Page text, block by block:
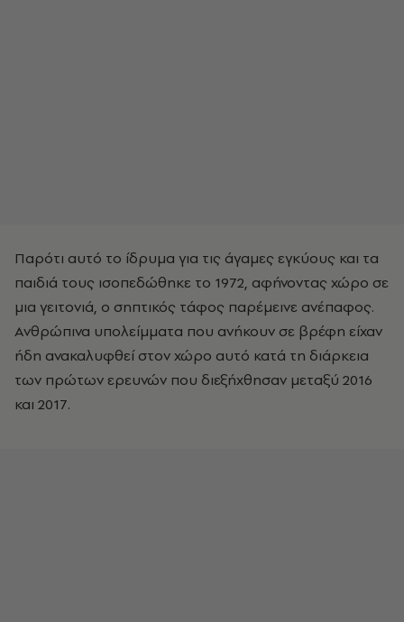
Παρότι αυτό το ίδρυμα για τις άγαμες εγκύους και τα
παιδιά τους ισοπεδώθηκε το 1972, αφήνοντας χώρο σε
μια γειτονιά, ο σηπτικός τάφος παρέμεινε ανέπαφος.
Ανθρώπινα υπολείμματα που ανήκουν σε βρέφη είχαν
ήδη ανακαλυφθεί στον χώρο αυτό κατά τη διάρκεια
των πρώτων ερευνών που διεξήχθησαν μεταξύ 2016
και 2017.